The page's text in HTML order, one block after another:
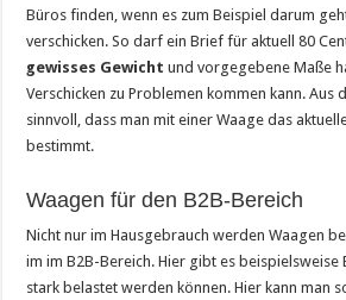
Büros finden, wenn es zum Beispiel darum
verschicken. So darf ein Brief für aktuell 80
gewisses Gewicht und vorgegebene Maße
Verschicken zu Problemen kommen kann. Aus
sinnvoll, dass man mit einer Waage das
bestimmt.
Waagen für den B2B-Bereich
Nicht nur im Hausgebrauch werden Waagen
im im B2B-Bereich. Hier gibt es
stark belastet werden können. Hier kann man